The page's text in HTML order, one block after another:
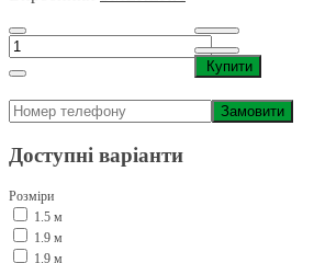
Купити
Замовити
Доступні варіанти
Розміри
1.5 м
1.9 м
1.9 м